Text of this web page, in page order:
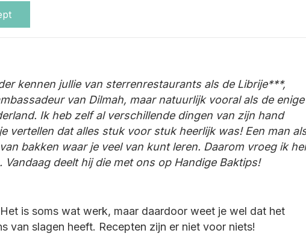
kennen jullie van sterrenrestaurants als de Librije***,
van Dilmah, maar natuurlijk vooral als de enige
Ik heb zelf al verschillende dingen van zijn hand
vertellen dat alles stuk voor stuk heerlijk was! Een man
bakken waar je veel van kunt leren. Daarom vroeg ik
deelt hij die met ons op Handige Baktips!
is soms wat werk, maar daardoor weet je wel dat het
van slagen heeft. Recepten zijn er niet voor niets!